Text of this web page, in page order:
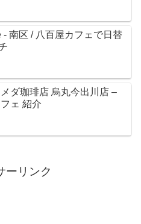
- 南区 / 八百屋カフェで日替
ダ珈琲店 烏丸今出川店 –
ェ 紹介
ーリンク